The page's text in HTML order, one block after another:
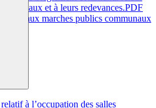
et à leurs redevances.PDF
relatif aux marches publics communaux
à l’occupation des salles